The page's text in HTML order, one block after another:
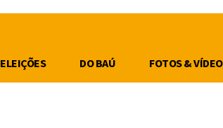
ELEIÇÕES DO BAÚ FOTOS &